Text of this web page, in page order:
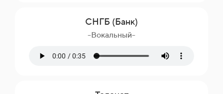
СНГБ (Банк)
-Вокальный-